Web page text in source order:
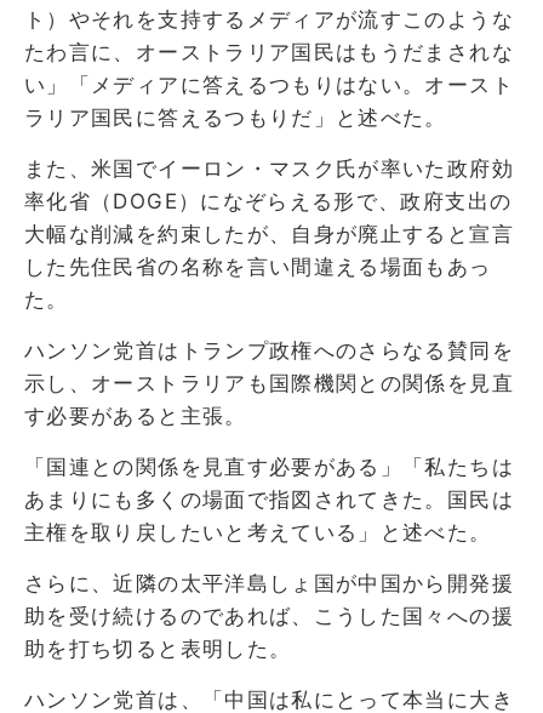
ト）やそれを支持するメディアが流すこのような
たわ言に、オーストラリア国民はもうだまされな
い」「メディアに答えるつもりはない。オースト
ラリア国民に答えるつもりだ」と述べた。
また、米国でイーロン・マスク氏が率いた政府効
率化省（DOGE）になぞらえる形で、政府支出の
大幅な削減を約束したが、自身が廃止すると宣言
した先住民省の名称を言い間違える場面もあっ
た。
ハンソン党首はトランプ政権へのさらなる賛同を
示し、オーストラリアも国際機関との関係を見直
す必要があると主張。
「国連との関係を見直す必要がある」「私たちは
あまりにも多くの場面で指図されてきた。国民は
主権を取り戻したいと考えている」と述べた。
さらに、近隣の太平洋島しょ国が中国から開発援
助を受け続けるのであれば、こうした国々への援
助を打ち切ると表明した。
ハンソン党首は、「中国は私にとって本当に大き